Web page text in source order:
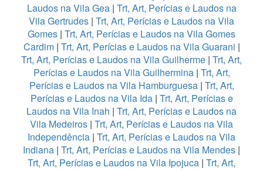
Laudos na Vila Gea| Trt, Art, Perícias e Laudos na
Vila Gertrudes | Trt, Art, Perícias e Laudos na Vila
Gomes | Trt, Art, Perícias e Laudos na Vila Gomes
Cardim| Trt, Art, Perícias e Laudos na Vila Guarani |
Trt, Art, Perícias e Laudos na Vila Guilherme | Trt, Art,
Perícias e Laudos na Vila Guilhermina| Trt, Art,
Perícias e Laudos na Vila Hamburguesa| Trt, Art,
Perícias e Laudos na Vila Ida| Trt, Art, Perícias e
Laudos na Vila Inah | Trt, Art, Perícias e Laudos na
Vila Medeiros | Trt, Art, Perícias e Laudos na Vila
Independência | Trt, Art, Perícias e Laudos na Vila
Indiana | Trt, Art, Perícias e Laudos na Vila Mendes |
Trt, Art, Perícias e Laudos na Vila Ipojuca | Trt, Art,